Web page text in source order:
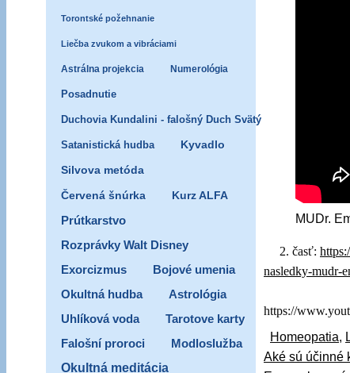
MUDr.
2. časť:
nasledky-mudr-
https://
Homeopatia,
Aké sú účinné
Torontské požehnanie
Liečba zvukom a vibráciami
Astrálna projekcia Numerológia
Posadnutie
Duchovia Kundalini - falošný Duch Svätý
Satanistická hudba Kyvadlo
Silvova metóda
Červená šnúrka Kurz ALFA
Prútkarstvo
Rozprávky Walt Disney
Exorcizmus
Bojové umenia
Okultná hudba
Astrológia
Uhlíková voda
Tarotove karty
Falošní proroci
Modloslužba
Okultná meditácia